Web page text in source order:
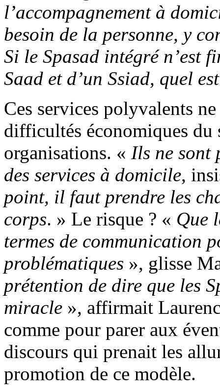
l’accompagnement à
besoin de la personne, y
Si le Spasad intégré n’est
Saad et d’un Ssiad, quel
Ces services polyvalents
difficultés économiques du
organisations. « Ils ne sont
des services à domicile,
point, il faut prendre les
corps. » Le risque ? « Que
termes de communication
problématiques », glisse
prétention de dire que les
miracle », affirmait
comme pour parer aux
discours qui prenait les
promotion de ce modèle.